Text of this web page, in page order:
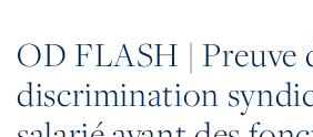
OD FLASH | Preuve
discrimination